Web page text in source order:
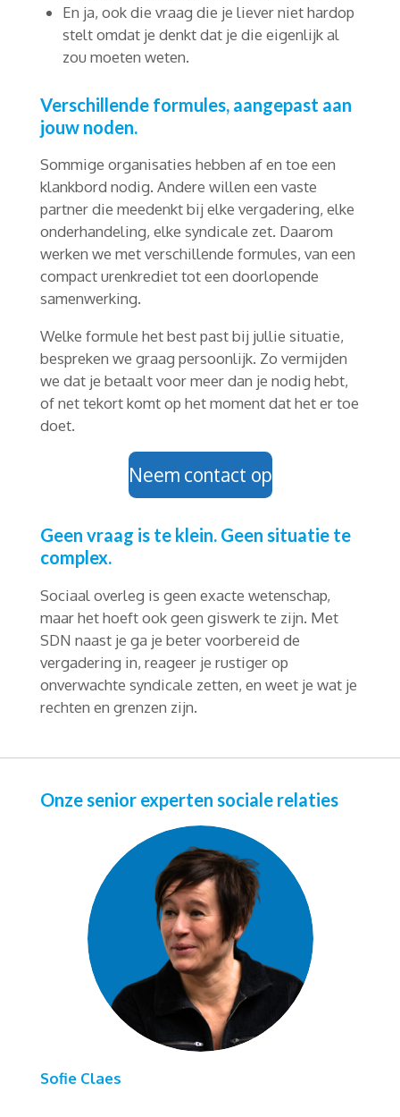
En ja, ook die vraag die je liever niet hardop
stelt omdat je denkt dat je die eigenlijk al
zou moeten weten.
Verschillende formules, aangepast aan
jouw noden.
Sommige organisaties hebben af en toe een
klankbord nodig. Andere willen een vaste
partner die meedenkt bij elke vergadering, elke
onderhandeling, elke syndicale zet. Daarom
werken we met verschillende formules, van een
compact urenkrediet tot een doorlopende
samenwerking.
Welke formule het best past bij jullie situatie,
bespreken we graag persoonlijk. Zo vermijden
we dat je betaalt voor meer dan je nodig hebt,
of net tekort komt op het moment dat het er toe
doet.
Neem contact op
Geen vraag is te klein. Geen situatie te
complex.
Sociaal overleg is geen exacte wetenschap,
maar het hoeft ook geen giswerk te zijn. Met
SDN naast je ga je beter voorbereid de
vergadering in, reageer je rustiger op
onverwachte syndicale zetten, en weet je wat je
rechten en grenzen zijn.
Onze senior experten sociale relaties
Sofie Claes